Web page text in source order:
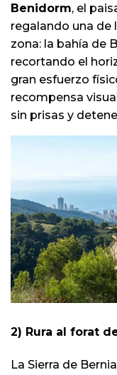
Benidorm, el
regalando una de
zona: la bahía de
recortando el
gran esfuerzo
recompensa
sin prisas y
2) Rura al forat
La Sierra de